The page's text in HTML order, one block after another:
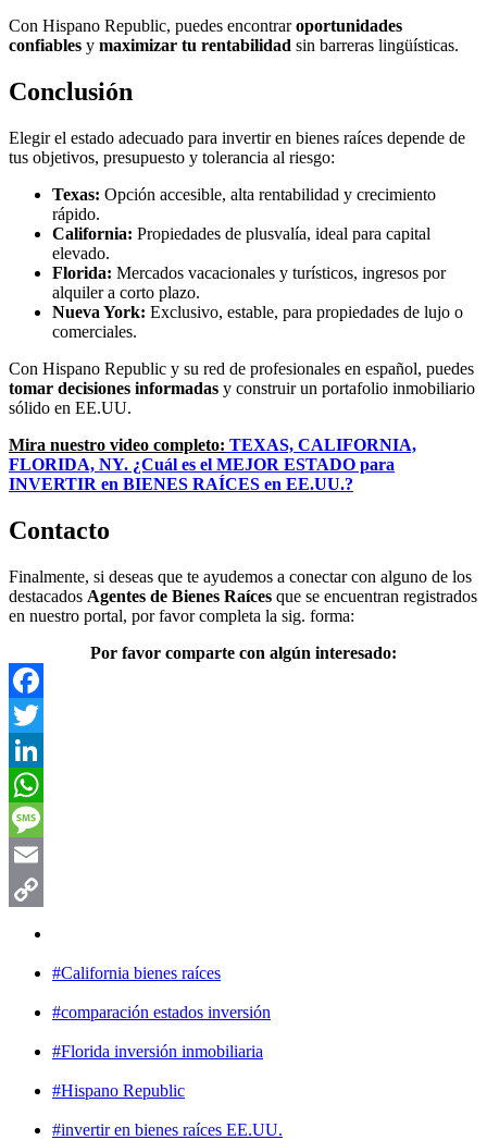
Con Hispano Republic, puedes encontraroportunidades
confiables y maximizar tu rentabilidad sin barreras lingüísticas.
Conclusión
Elegir el estado adecuado para invertir en bienes raíces depende de
tus objetivos, presupuesto y tolerancia al riesgo:
Texas: Opción accesible, alta rentabilidad y crecimiento
rápido.
California: Propiedades de plusvalía, ideal para capital
elevado.
Florida: Mercados vacacionales y turísticos, ingresos por
alquiler a corto plazo.
Nueva York: Exclusivo, estable, para propiedades de lujo o
comerciales.
Con Hispano Republic y su red de profesionales en español, puedes
tomar decisiones informadas y construir un portafolio inmobiliario
sólido en EE.UU.
Mira nuestro video completo: TEXAS, CALIFORNIA,
FLORIDA, NY. ¿Cuál es el MEJOR ESTADO para
INVERTIR en BIENES RAÍCES en EE.UU.?
Contacto
Finalmente, si deseas que te ayudemos a conectar con alguno de los
destacados Agentes de Bienes Raíces que se encuentran registrados
en nuestro portal, por favor completa la sig. forma:
Por favor comparte con algún interesado:
#California bienes raíces
#comparación estados inversión
#Florida inversión inmobiliaria
#Hispano Republic
#invertir en bienes raíces EE.UU.